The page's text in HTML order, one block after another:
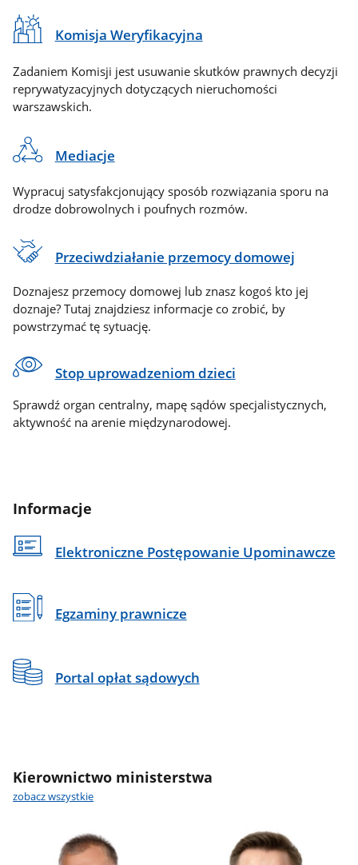
Komisja Weryfikacyjna
Zadaniem Komisji jest usuwanie skutków prawnych decyzji
reprywatyzacyjnych dotyczących nieruchomości
warszawskich.
Mediacje
Wypracuj satysfakcjonujący sposób rozwiązania sporu na
drodze dobrowolnych i poufnych rozmów.
Przeciwdziałanie przemocy domowej
Doznajesz przemocy domowej lub znasz kogoś kto jej
doznaje? Tutaj znajdziesz informacje co zrobić, by
powstrzymać tę sytuację.
Stop uprowadzeniom dzieci
Sprawdź organ centralny, mapę sądów specjalistycznych,
aktywność na arenie międzynarodowej.
Informacje
Elektroniczne Postępowanie Upominawcze
Egzaminy prawnicze
Portal opłat sądowych
Kierownictwo ministerstwa
zobacz wszystkie